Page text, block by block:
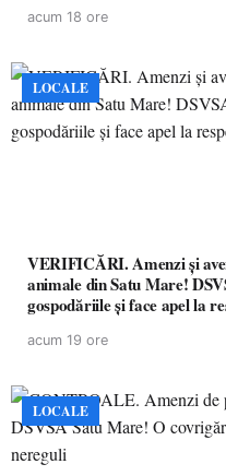
acum 18 ore
LOCALE
VERIFICĂRI. Amenzi și
animale din Satu Mare!
gospodăriile și face apel la
acum 19 ore
LOCALE